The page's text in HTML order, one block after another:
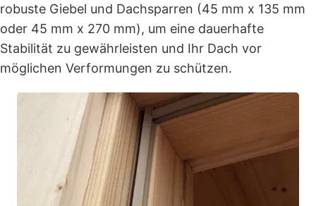
robuste Giebel und Dachsparren (45 mm x 135 mm
oder 45 mm x 270 mm), um eine dauerhafte
Stabilität zu gewährleisten und Ihr Dach vor
möglichen Verformungen zu schützen.